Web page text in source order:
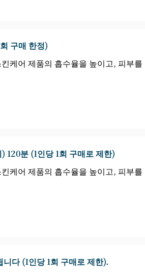
구매 한정)
케어 제품의 흡수율을 높이고, 피부
120분 (1인당 1회 구매로 제한)
케어 제품의 흡수율을 높이고, 피부
다 (1인당 1회 구매로 제한).